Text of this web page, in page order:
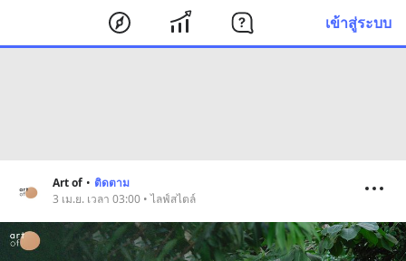
เข้าสู่ระบบ
Art of • ติดตาม
3 เม.ย. เวลา 03:00 • ไลฟ์สไตล์